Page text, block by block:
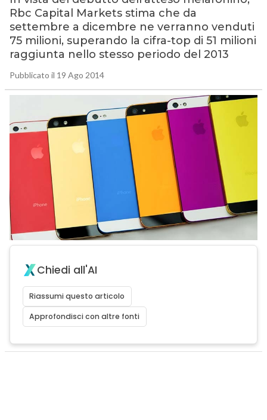
Rbc Capital Markets stima che da
settembre a dicembre ne verranno venduti
75 milioni, superando la cifra-top di 51 milioni
raggiunta nello stesso periodo del 2013
Pubblicato il 19 Ago 2014
Chiedi all'AI
Riassumi questo articolo
Approfondisci con altre fonti